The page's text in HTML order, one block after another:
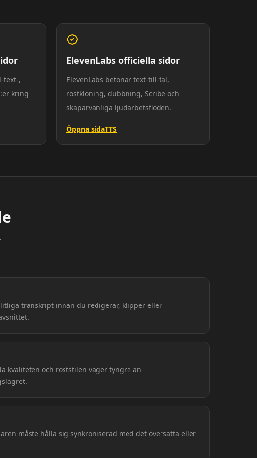
text-,
kring
ElevenLabs officiella sidor
ElevenLabs betonar text-till-tal,
röstkloning, dubbning, Scribe och
skaparvänliga ljudarbetsflöden.
Öppna sidaTTS
transkript innan du redigerar, klipper eller
kvaliteten och röststilen väger tyngre än
måste hålla sig synkroniserad med det översatta eller